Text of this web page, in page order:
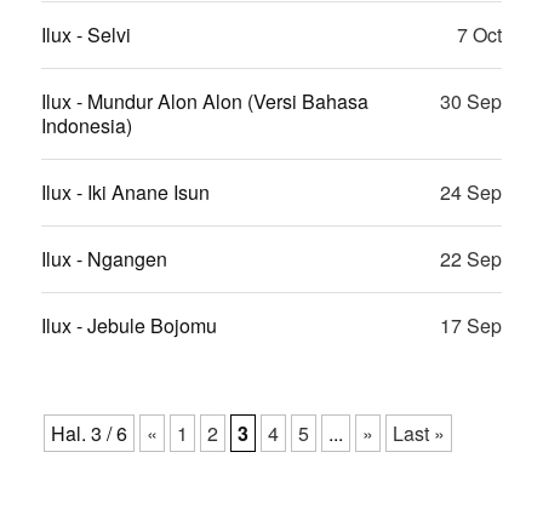
Ilux - Selvi 7 Oct
Ilux - Mundur Alon Alon (Versi Bahasa
Indonesia)
30 Sep
Ilux - Iki Anane Isun 24 Sep
Ilux - Ngangen 22 Sep
Ilux - Jebule Bojomu 17 Sep
Hal. 3 / 6 « 1 2 3 4 5 ... » Last »